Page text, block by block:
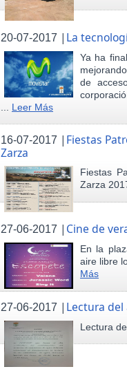
20-07-2017 | La
Ya ha
de
Leer Más
16-07-2017 | Fiestas
Zarza
Fiestas
Zarza
27-06-2017 | Cine de
En la
aire libre
Más
27-06-2017 | Lectura del
Lectura